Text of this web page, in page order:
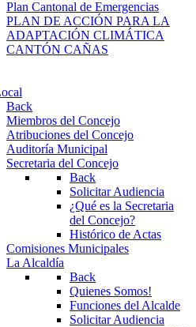
Plan Cantonal de Emergencias
PLAN DE ACCIÓN PARA LA
ADAPTACIÓN CLIMÁTICA
CANTÓN CAÑAS
Back
Miembros del Concejo
Atribuciones del Concejo
Auditoría Municipal
Secretaria del Concejo
Back
Solicitar Audiencia
¿Qué es la Secretaria
del Concejo?
Histórico de Actas
Comisiones Municipales
La Alcaldía
Back
Quienes Somos!
Funciones del Alcalde
Solicitar Audiencia